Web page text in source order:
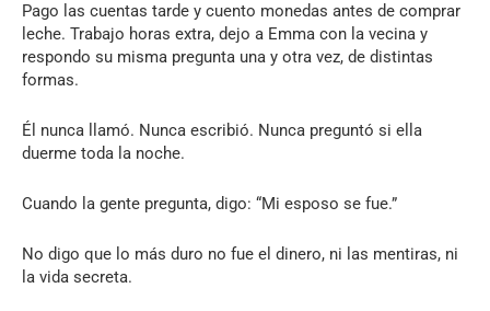
Pago las cuentas tarde y cuento monedas antes de comprar
leche. Trabajo horas extra, dejo a Emma con la vecina y
respondo su misma pregunta una y otra vez, de distintas
formas.
Él nunca llamó. Nunca escribió. Nunca preguntó si ella
duerme toda la noche.
Cuando la gente pregunta, digo: “Mi esposo se fue.”
No digo que lo más duro no fue el dinero, ni las mentiras, ni
la vida secreta.